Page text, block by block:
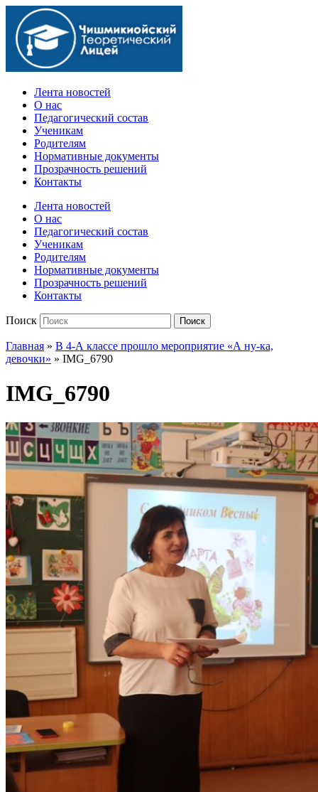
Официальный сайт учебного заведения
Лента новостей
О нас
Педагогический состав
Ученикам
Родителям
Нормативные документы
Прозрачность решений
Контакты
Лента новостей
О нас
Педагогический состав
Ученикам
Родителям
Нормативные документы
Прозрачность решений
Контакты
Поиск Поиск
Главная » В 4-А классе прошло мероприятие «А ну-ка,
девочки» » IMG_6790
IMG_6790